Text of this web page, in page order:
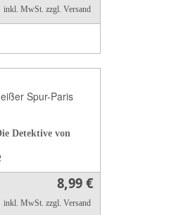
inkl. MwSt. zzgl. Versand
Detektive von
8,99 €
inkl. MwSt. zzgl. Versand